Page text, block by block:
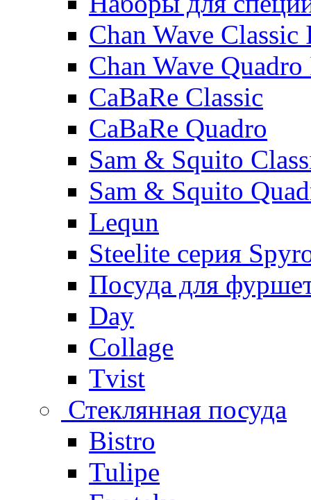
Chan Wave
Chan Wave
CaBaRe Classic
CaBaRe Quadro
Sam & Squito
Sam & Squito
Lequn
Steelite серия
Посуда для
Day
Collage
Tvist
Стеклянная посуда
Bistro
Tulipe